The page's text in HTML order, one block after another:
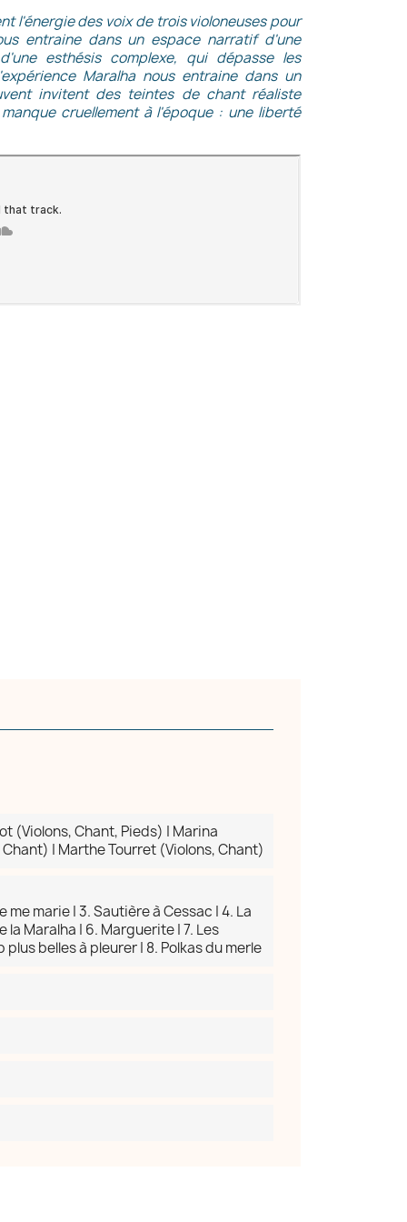
l'énergie des voix de trois violoneuses pour
entraine dans un espace narratif d'une
esthésis complexe, qui dépasse les
Maralha nous entraine dans un
invitent des teintes de chant réaliste
cruellement à l'époque : une liberté
(Violons, Chant, Pieds) | Marina
| Marthe Tourret (Violons, Chant)
me marie | 3. Sautière à Cessac | 4. La
la Maralha | 6. Marguerite | 7. Les
belles à pleurer | 8. Polkas du merle
×